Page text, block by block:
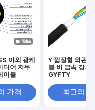
야외 광케
디어 자부
이블
가격
Y 껍질형 외관
블 비 금속 강화
GYFTY
최고의